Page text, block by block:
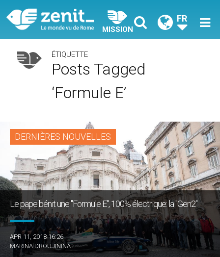
MISSION
FR
ÉTIQUETTE
Posts Tagged
‘formule E’
DERNIÈRES NOUVELLES
Le pape bénit une "Formule E", 100% électrique: la "Gen2"
APR 11, 2018 16:26
MARINA DROUJININA